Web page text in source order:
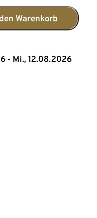
Warenkorb
- Mi., 12.08.2026